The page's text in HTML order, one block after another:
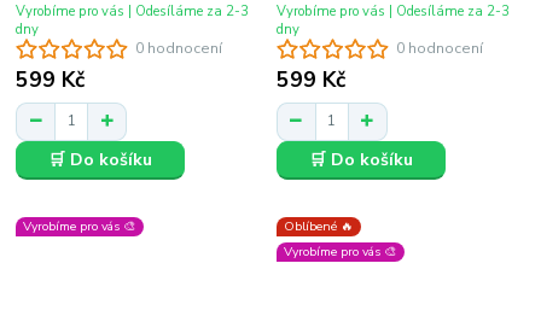
0 hodnocení
599 Kč
Vyrobíme pro vás | Odesíláme za 2-3
dny
🛒 Do košíku
0 hodnocení
599 Kč
Vyrobíme pro vás | Odesíláme za 2-3
dny
🛒 Do košíku
Vyrobíme pro vás 🎨
Oblíbené 🔥
Vyrobíme pro vás 🎨